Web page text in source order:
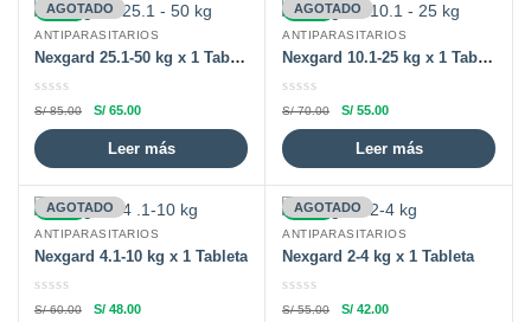
-24%
AGOTADO
ANTIPARASITARIOS
Nexgard 25.1-50 kg x 1 Tableta
S/85.00 S/ 65.00
Leer más
-21%
AGOTADO
ANTIPARASITARIOS
Nexgard 10.1-25 kg x 1 Tableta
S/70.00 S/ 55.00
Leer más
-20%
AGOTADO
ANTIPARASITARIOS
Nexgard 4.1-10 kg x 1 Tableta
S/60.00 S/ 48.00
-24%
AGOTADO
ANTIPARASITARIOS
Nexgard 2-4 kg x 1 Tableta
S/55.00 S/ 42.00